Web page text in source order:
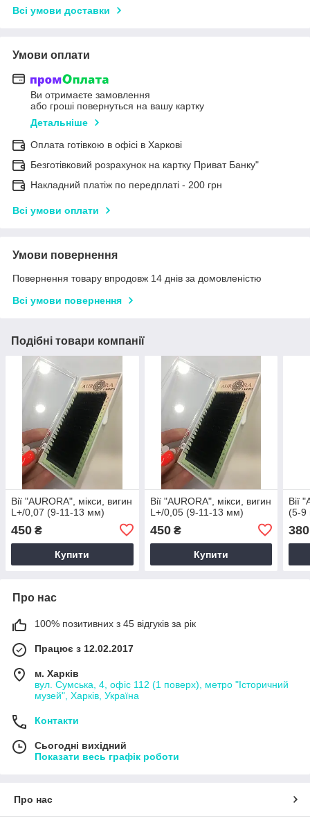
Всі умови доставки
Умови оплати
Ви отримаєте замовлення
або гроші повернуться на вашу картку
Детальніше
Оплата готівкою в офісі в Харкові
Безготівковий розрахунок на картку Приват Банку"
Накладний платіж по передплаті - 200 грн
Всі умови оплати
Умови повернення
Повернення товару впродовж 14 днів за домовленістю
Всі умови повернення
Подібні товари компанії
Вії "AURORA", мікси, вигин
L+/0,07 (9-11-13 мм)
450 ₴
Купити
Вії "AURORA", мікси, вигин
L+/0,05 (9-11-13 мм)
450₴
Купити
Вії
(5-
380
Про нас
100% позитивних з 45 відгуків за рік
Працює з 12.02.2017
м. Харків
вул. Сумська, 4, офіс 112 (1 поверх), метро "Історичний
музей", Харків, Україна
Контакти
Сьогодні вихідний
Показати весь графік роботи
Про нас